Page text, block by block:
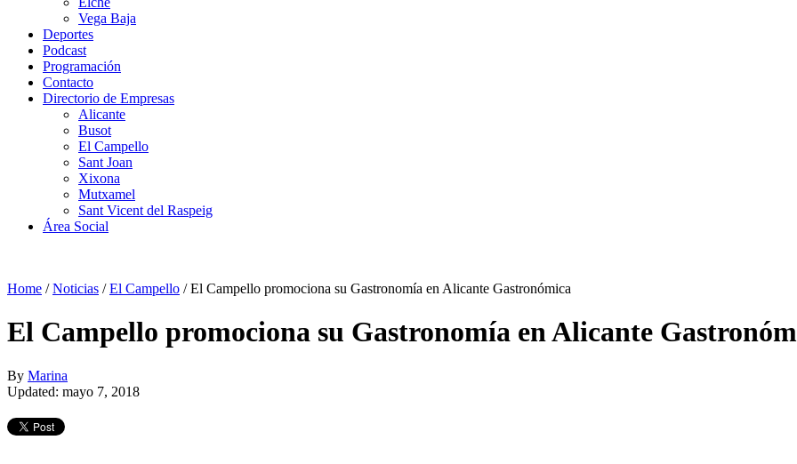
Vega Baja
Deportes
Podcast
Programación
Contacto
Directorio de Empresas
Alicante
Busot
El Campello
Sant Joan
Xixona
Mutxamel
Sant Vicent del Raspeig
Área Social
Home /Noticias /El Campello /El Campello promociona su Gastronomía en Alicante Gastronómica
El Campello promociona su Gastronomía en Alicante
By Marina
Updated: mayo 7, 2018